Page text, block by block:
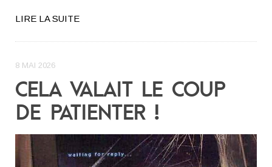
LIRE LA SUITE
8 MAI 2026
CELA VALAIT LE COUP
DE PATIENTER !